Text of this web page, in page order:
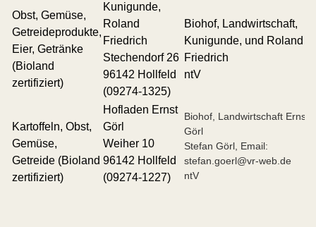
Obst, Gemüse,
Getreideprodukte,
Eier, Getränke
(Bioland
zertifiziert)
Kunigunde,
Roland
Friedrich
Stechendorf 26
96142 Hollfeld
(09274-1325)
Biohof, Landwirtschaft,
Kunigunde, und Roland
Friedrich
ntV
Kartoffeln, Obst,
Gemüse,
Getreide (Bioland
zertifiziert)
Hofladen Ernst
Görl
Weiher 10
96142 Hollfeld
(09274-1227)
Biohof, Landwirtschaft Ernst
Görl
Stefan Görl, Email:
stefan.goerl@vr-web.de
ntV